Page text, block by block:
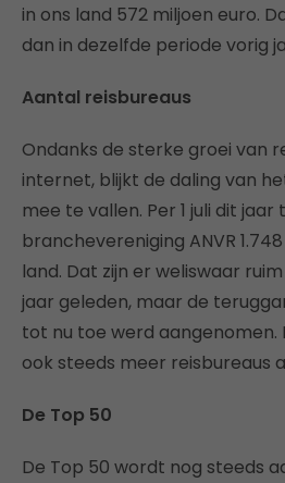
in ons land 572 miljoen euro.
dan in dezelfde periode vorig
Aantal reisbureaus
Ondanks de sterke groei van
internet, blijkt de daling van
mee te vallen. Per 1 juli dit jaar
branchevereniging ANVR
land. Dat zijn er weliswaar
jaar geleden, maar de
tot nu toe werd aangenomen.
ook steeds meer reisbureaus
De Top 50
De Top 50 wordt nog steeds